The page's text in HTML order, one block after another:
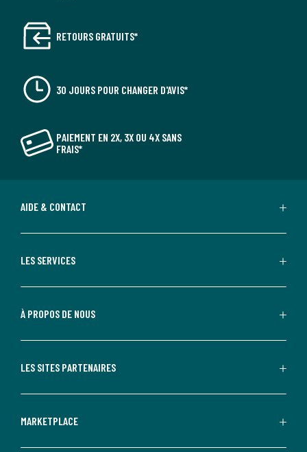
RETOURS GRATUITS*
30 JOURS POUR CHANGER D'AVIS*
PAIEMENT EN 2X, 3X OU 4X SANS
FRAIS*
AIDE & CONTACT
LES SERVICES
À PROPOS DE NOUS
LES SITES PARTENAIRES
MARKETPLACE